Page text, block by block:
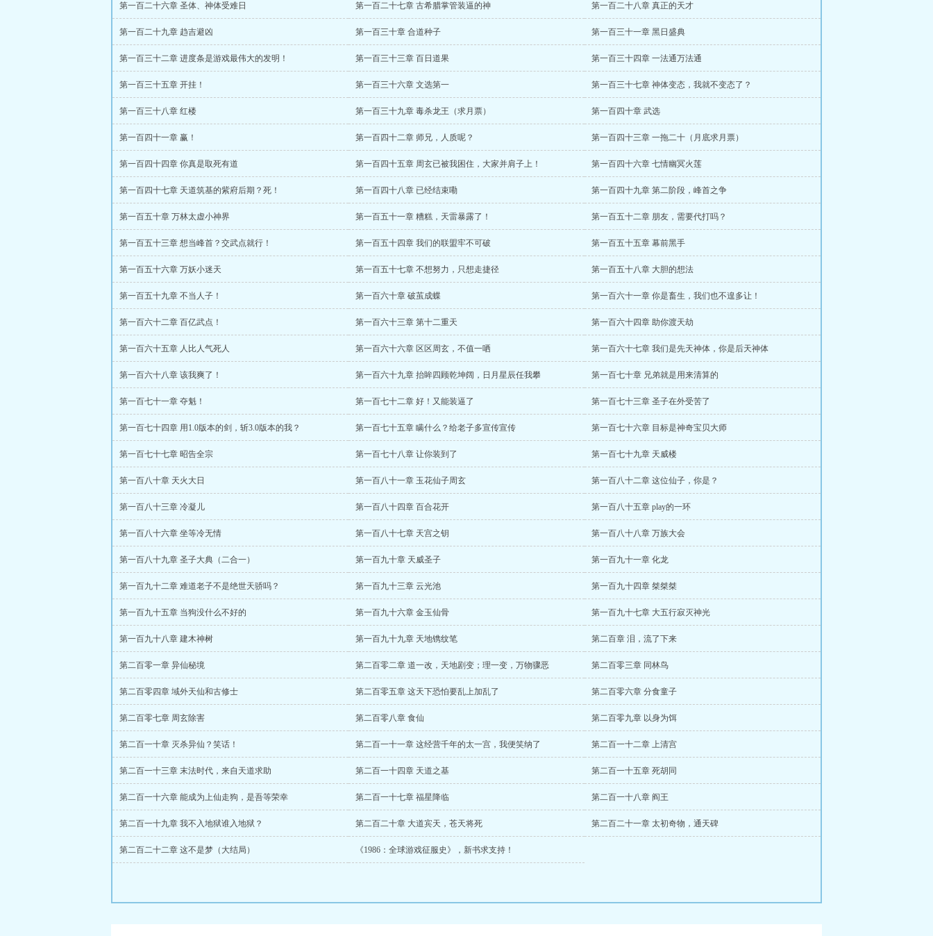
第一百二十六章 圣体、神体受难日 第一百二十七章 古希腊掌管装逼的神 第一百二十八章 真正的天才
第一百二十九章 趋吉避凶 第一百三十章 合道种子 第一百三十一章 黑日盛典
第一百三十二章 进度条是游戏最伟大的发明！ 第一百三十三章 百日道果 第一百三十四章 一法通万法通
第一百三十五章 开挂！ 第一百三十六章 文选第一 第一百三十七章 神体变态，我就不变态了？
第一百三十八章 红楼 第一百三十九章 毒杀龙王（求月票） 第一百四十章 武选
第一百四十一章 赢！ 第一百四十二章 师兄，人质呢？ 第一百四十三章 一拖二十（月底求月票）
第一百四十四章 你真是取死有道 第一百四十五章 周玄已被我困住，大家并肩子上！ 第一百四十六章 七情幽冥火莲
第一百四十七章 天道筑基的紫府后期？死！ 第一百四十八章 已经结束嘞 第一百四十九章 第二阶段，峰首之争
第一百五十章 万林太虚小神界 第一百五十一章 糟糕，天雷暴露了！ 第一百五十二章 朋友，需要代打吗？
第一百五十三章 想当峰首？交武点就行！ 第一百五十四章 我们的联盟牢不可破 第一百五十五章 幕前黑手
第一百五十六章 万妖小迷天 第一百五十七章 不想努力，只想走捷径 第一百五十八章 大胆的想法
第一百五十九章 不当人子！ 第一百六十章 破茧成蝶 第一百六十一章 你是畜生，我们也不遑多让！
第一百六十二章 百亿武点！ 第一百六十三章 第十二重天 第一百六十四章 助你渡天劫
第一百六十五章 人比人气死人 第一百六十六章 区区周玄，不值一哂 第一百六十七章 我们是先天神体，你是后天神体
第一百六十八章 该我爽了！ 第一百六十九章 抬眸四顾乾坤阔，日月星辰任我攀 第一百七十章 兄弟就是用来清算的
第一百七十一章 夺魁！ 第一百七十二章 好！又能装逼了 第一百七十三章 圣子在外受苦了
第一百七十四章 用1.0版本的剑，斩3.0版本的我？ 第一百七十五章 瞒什么？给老子多宣传宣传 第一百七十六章 目标是神奇宝贝大师
第一百七十七章 昭告全宗 第一百七十八章 让你装到了 第一百七十九章 天威楼
第一百八十章 天火大日 第一百八十一章 玉花仙子周玄 第一百八十二章 这位仙子，你是？
第一百八十三章 冷凝儿 第一百八十四章 百合花开 第一百八十五章 play的一环
第一百八十六章 坐等冷无情 第一百八十七章 天宫之钥 第一百八十八章 万族大会
第一百八十九章 圣子大典（二合一） 第一百九十章 天威圣子 第一百九十一章 化龙
第一百九十二章 难道老子不是绝世天骄吗？ 第一百九十三章 云光池 第一百九十四章 桀桀桀
第一百九十五章 当狗没什么不好的 第一百九十六章 金玉仙骨 第一百九十七章 大五行寂灭神光
第一百九十八章 建木神树 第一百九十九章 天地镌纹笔 第二百章 泪，流了下来
第二百零一章 异仙秘境 第二百零二章 道一改，天地剧变；理一变，万物骤恶 第二百零三章 同林鸟
第二百零四章 域外天仙和古修士 第二百零五章 这天下恐怕要乱上加乱了 第二百零六章 分食童子
第二百零七章 周玄除害 第二百零八章 食仙 第二百零九章 以身为饵
第二百一十章 灭杀异仙？笑话！ 第二百一十一章 这经营千年的太一宫，我便笑纳了 第二百一十二章 上清宫
第二百一十三章 末法时代，来自天道求助 第二百一十四章 天道之基 第二百一十五章 死胡同
第二百一十六章 能成为上仙走狗，是吾等荣幸 第二百一十七章 福星降临 第二百一十八章 阎王
第二百一十九章 我不入地狱谁入地狱？ 第二百二十章 大道宾天，苍天将死 第二百二十一章 太初奇物，通天碑
第二百二十二章 这不是梦（大结局） 《1986：全球游戏征服史》，新书求支持！